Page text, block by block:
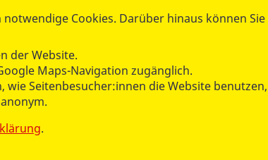
herausgegeben und ist im Buchhandel
Cookies. Darüber hinaus können
der Website.
Maps-Navigation zugänglich.
Seitenbesucher:innen die Website
.